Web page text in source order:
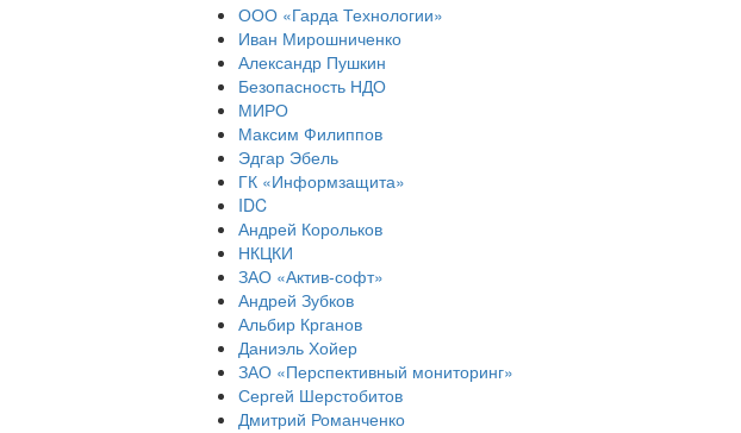
ООО «Гарда Технологии»
Иван Мирошниченко
Александр Пушкин
Безопасность НДО
МИРО
Максим Филиппов
Эдгар Эбель
ГК «Информзащита»
IDC
Андрей Корольков
НКЦКИ
ЗАО «Актив-софт»
Андрей Зубков
Альбир Крганов
Даниэль Хойер
ЗАО «Перспективный мониторинг»
Сергей Шерстобитов
Дмитрий Романченко